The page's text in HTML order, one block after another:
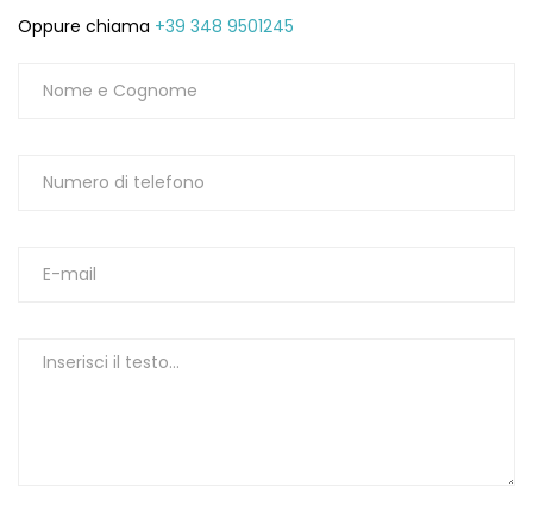
Oppure chiama +39 348 9501245